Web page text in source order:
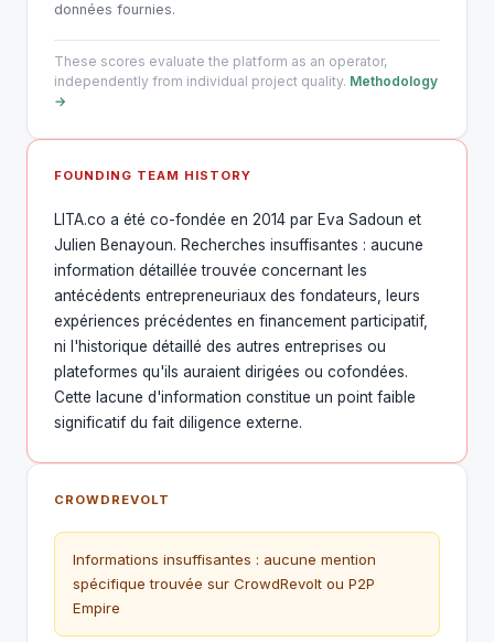
données fournies.
These scores evaluate the platform as an operator,
independently from individual project quality. Methodology
→
FOUNDING TEAM HISTORY
LITA.co a été co-fondée en 2014 par Eva Sadoun et
Julien Benayoun. Recherches insuffisantes : aucune
information détaillée trouvée concernant les
antécédents entrepreneuriaux des fondateurs, leurs
expériences précédentes en financement participatif,
ni l'historique détaillé des autres entreprises ou
plateformes qu'ils auraient dirigées ou cofondées.
Cette lacune d'information constitue un point faible
significatif du fait diligence externe.
CROWDREVOLT
Informations insuffisantes : aucune mention
spécifique trouvée sur CrowdRevolt ou P2P
Empire